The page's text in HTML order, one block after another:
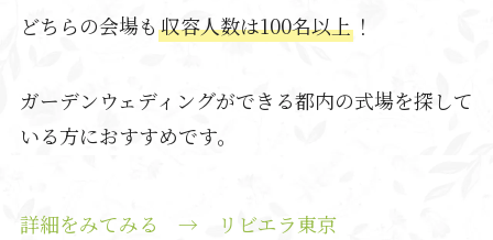
どちらの会場も 収容人数は100名以上！
ガーデンウェディングができる都内の式場を探して
いる方におすすめです。
詳細をみてみる → リビエラ東京